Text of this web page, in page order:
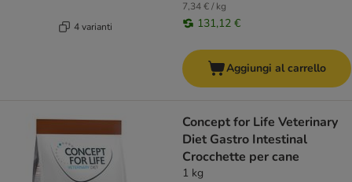
4 varianti
7,34 € / kg
131,12 €
Aggiungi al carrello
Concept for Life Veterinary
Diet Gastro Intestinal
Crocchette per cane
1 kg